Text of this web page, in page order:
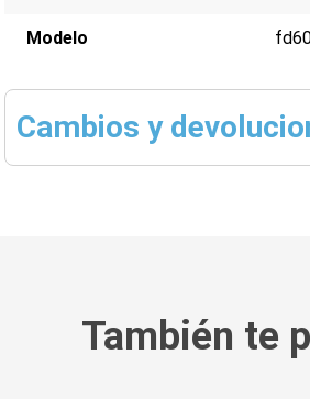
Modelo
Cambios y
También te